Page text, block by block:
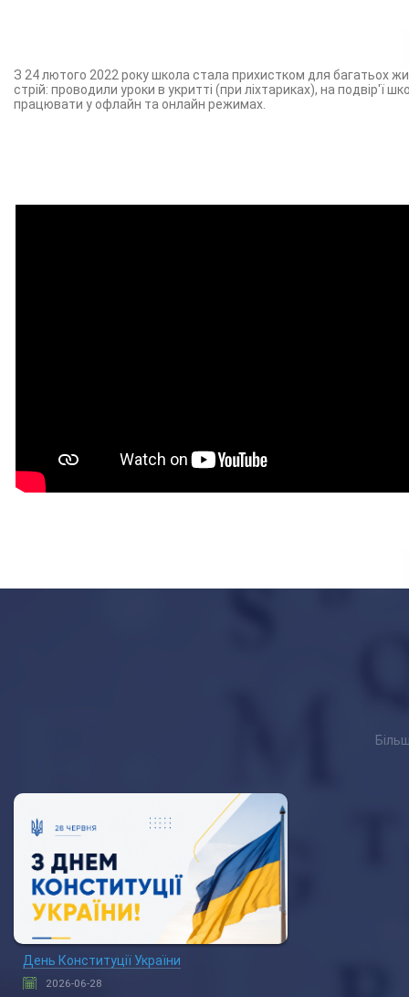
З 24 лютого 2022 року школа стала прихистком для багатьох
стрій: проводили уроки в укритті (при ліхтариках), на подвір'ї
працювати у офлайн та онлайн режимах.
День Конституції України
2026-06-28